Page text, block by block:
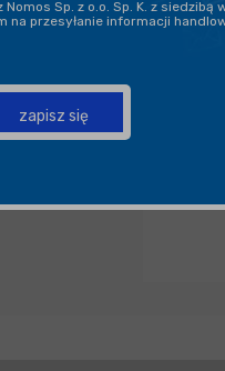
Sp. z o.o. Sp. K. z siedzibą
na przesyłanie informacji
zapisz się